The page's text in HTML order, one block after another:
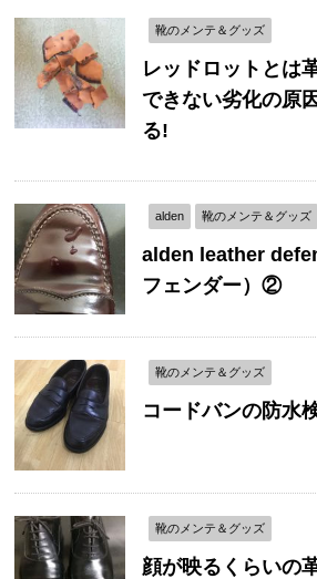
靴のメンテ＆グッズ
レッドロットとは
できない劣化の原
る!
alden 靴のメンテ＆グッズ
alden leather
フェンダー）②
靴のメンテ＆グッズ
コードバンの防水
靴のメンテ＆グッズ
顔が映るくらいの